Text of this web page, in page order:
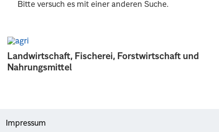
Landwirtschaft, Fischerei, Forstwirtschaft und
Nahrungsmittel
Bitte versuch es mit einer anderen Suche.
Impressum